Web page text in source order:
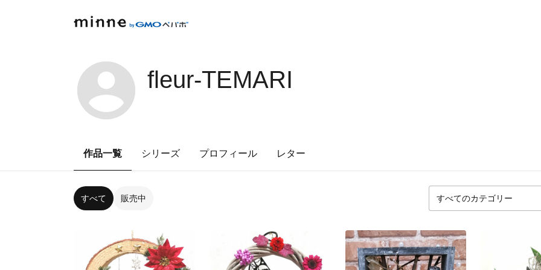
fleur-TEMARI
作品一覧 シリーズ プロフィール レター
すべて 販売中